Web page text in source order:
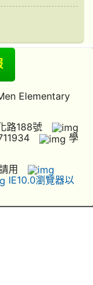
Elementary
路188號
學
用
IE10.0瀏覽器以